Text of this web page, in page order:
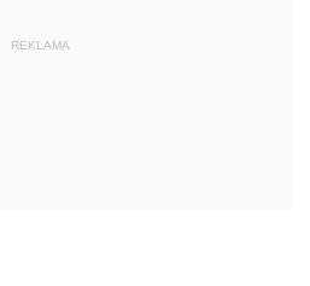
REKLAMA